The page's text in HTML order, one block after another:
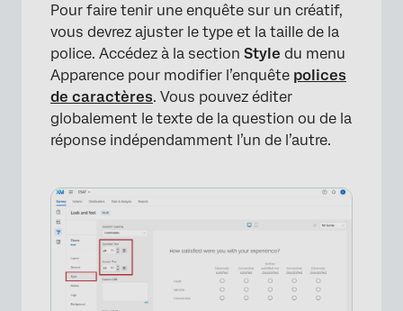
Pour faire tenir une enquête sur un créatif,
vous devrez ajuster le type et la taille de la
police. Accédez à la section Style du menu
Apparence pour modifier l’enquête polices
de caractères. Vous pouvez éditer
globalement le texte de la question ou de la
réponse indépendamment l’un de l’autre.